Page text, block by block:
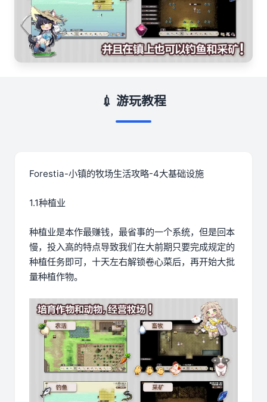
💉 游玩教程
Forestia-小镇的牧场生活攻略-4大基础设施
1.1种植业
种植业是本作最赚钱，最省事的一个系统，但是回本
慢，投入高的特点导致我们在大前期只要完成规定的
种植任务即可，十天左右解锁卷心菜后，再开始大批
量种植作物。